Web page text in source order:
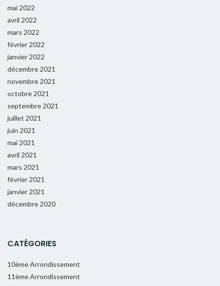
mai 2022
avril 2022
mars 2022
février 2022
janvier 2022
décembre 2021
novembre 2021
octobre 2021
septembre 2021
juillet 2021
juin 2021
mai 2021
avril 2021
mars 2021
février 2021
janvier 2021
décembre 2020
CATÉGORIES
10ème Arrondissement
11ème Arrondissement